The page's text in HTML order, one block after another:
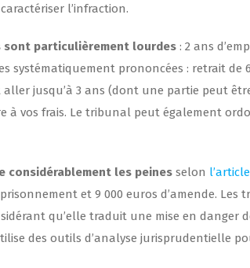
l’infraction.
sont particulièrement lourdes : 2 ans
systématiquement prononcées : retrait de
jusqu’à 3 ans (dont une partie peut
à vos frais. Le tribunal peut également
considérablement les peines selon
et 9 000 euros d’amende.
qu’elle traduit une mise en danger
des outils d’analyse jurisprudentielle